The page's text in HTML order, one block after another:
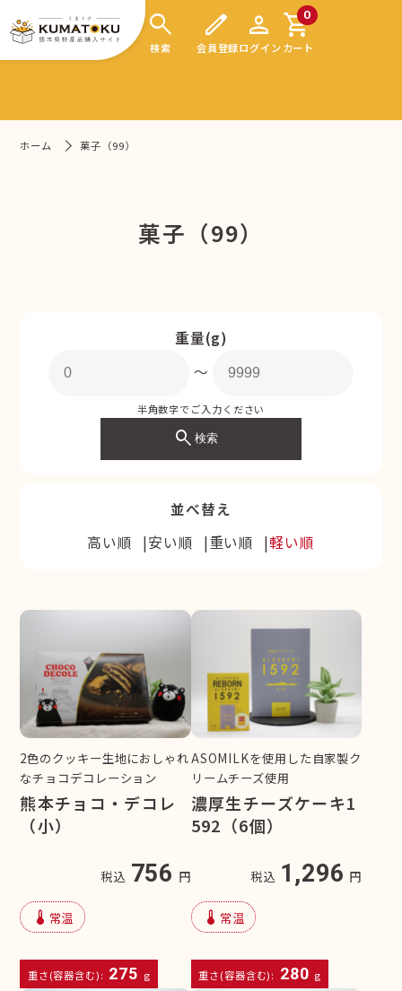
search
検索
edit
会員登録
person
ログイン
0
shopping_cart
カート
ホーム 菓子（99）
菓子（99）
重量(g)
〜
半角数字でご入力ください
search検索
並べ替え
高い順
安い順 重い順 軽い順
2色のクッキー生地におしゃれ
なチョコデコレーション
熊本チョコ・デコレ
（小）
税込 756 円
device_thermostat 常温
重さ(容器含む): 275 g
ASOMILKを使用した自家製ク
リームチーズ使用
濃厚生チーズケーキ1
592（6個）
税込 1,296 円
device_thermostat 常温
重さ(容器含む): 280 g